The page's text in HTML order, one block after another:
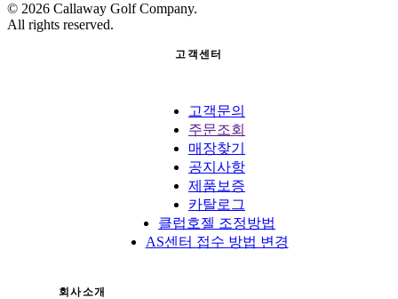
© 2026 Callaway Golf Company.
All rights reserved.
고객센터
고객문의
주문조회
매장찾기
공지사항
제품보증
카탈로그
클럽호젤 조정방법
AS센터 접수 방법 변경
회사소개